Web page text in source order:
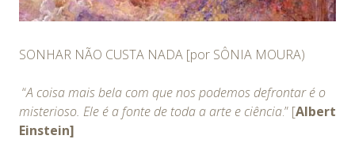
SONHAR NÃO CUSTA NADA [por SÔNIA MOURA)
“A coisa mais bela com que nos podemos defrontar é o
misterioso. Ele é a fonte de toda a arte e ciência.” [Albert
Einstein]